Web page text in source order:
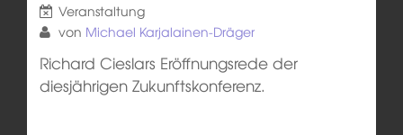
Veranstaltung
von Michael Karjalainen-Dräger
Richard Cieslars Eröffnungsrede der
diesjährigen Zukunftskonferenz.